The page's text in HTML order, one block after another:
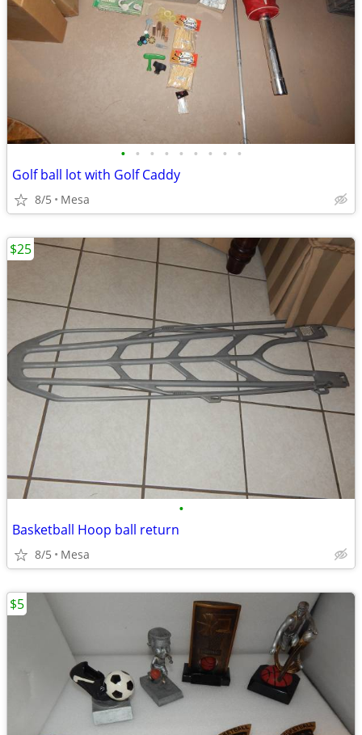
• • • • • • • • •
Golf ball lot with Golf Caddy
8/5 Mesa
•
Basketball Hoop ball return
8/5 Mesa
$25
$5